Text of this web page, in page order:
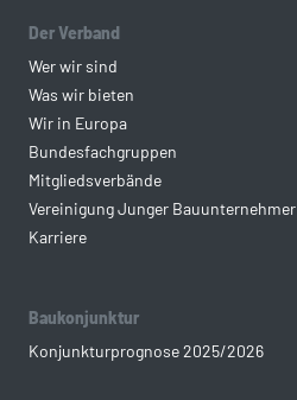
Der Verband
Wer wir sind
Was wir bieten
Wir in Europa
Bundesfachgruppen
Mitgliedsverbände
Vereinigung Junger Bauunternehmer
Karriere
Baukonjunktur
Konjunkturprognose 2025/2026